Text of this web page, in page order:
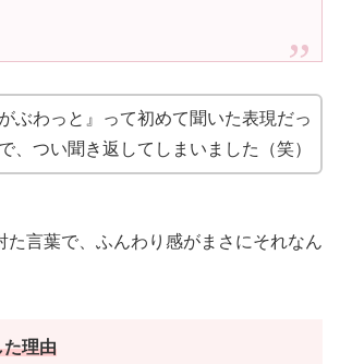
がぶわっと』って初めて聞いた表現だっ
、つい聞き返してしまいました（笑）
た言葉で、ふんわり感がまさにそれなん
た理由